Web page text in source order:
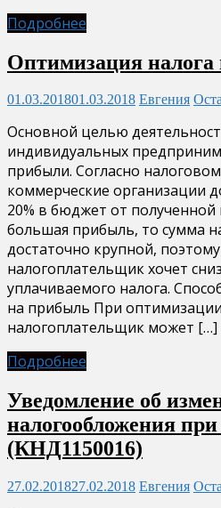
Подробнее
Оптимизация
01.03.201801.03.2018 Евгения
Основной целью
индивидуальных
прибыли. Согласно
коммерческие организации
20% в бюджет от полученной
большая прибыль, то сумма
достаточно крупной,
налогоплательщик хочет
уплачиваемого налога.
на прибыль При
налогоплательщик может […]
Подробнее
Уведомление об
налогообложения
(КНД1150016)
27.02.201827.02.2018 Евгения